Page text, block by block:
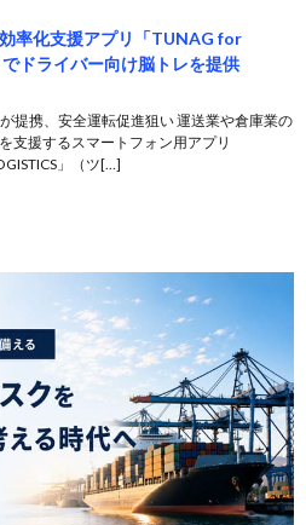
率化支援アプリ「TUNAG for
ドライバー向け脳トレを提供
提携、安全運転促進狙い 運送業や倉庫業の
支援するスマートフォン用アプリ
」（ツ[…]